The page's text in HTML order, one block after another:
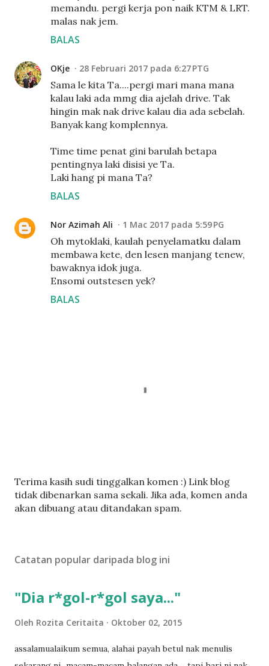
memandu. pergi kerja pon naik KTM & LRT.
malas nak jem.
BALAS
OKje 28 Februari 2017 pada 6:27 PTG
Sama le kita Ta....pergi mari mana mana
kalau laki ada mmg dia ajelah drive. Tak
hingin mak nak drive kalau dia ada sebelah.
Banyak kang komplennya.
Time time penat gini barulah betapa
pentingnya laki disisi ye Ta.
Laki hang pi mana Ta?
BALAS
Nor Azimah Ali 1 Mac 2017 pada 5:59 PG
Oh mytoklaki, kaulah penyelamatku dalam
membawa kete, den lesen manjang tenew,
bawaknya idok juga.
Ensomi outstesen yek?
BALAS
C
a
t
l
Terima kasih sudi tinggalkan komen :) Link blog
tidak dibenarkan sama sekali. Jika ada, komen anda
akan dibuang atau ditandakan spam.
Catatan popular daripada blog ini
"Dia r*gol-r*gol saya..."
Oleh Rozita Ceritaita Oktober 02, 2015
assalamualaikum semua, alahai payah betul nak menulis